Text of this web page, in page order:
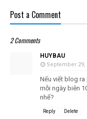
Post a Comment
2 Comments
HUYBAU
September 29,
Nếu viết blog ra
mỗi ngày biên
nhể?
Reply Delete